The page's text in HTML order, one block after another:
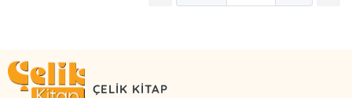
ÇELİK KİTAP